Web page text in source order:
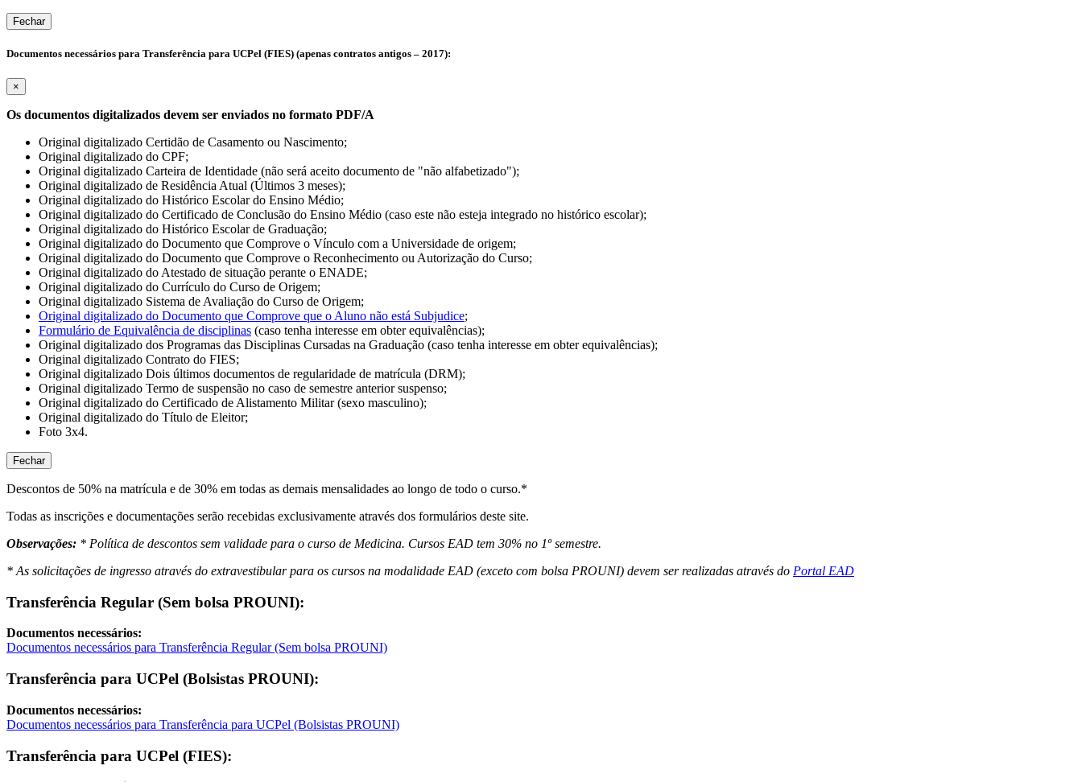
Fechar
Documentos necessários para Transferência para UCPel (FIES) (apenas contratos antigos – 2017):
×
Os documentos digitalizados devem ser enviados no formato PDF/A
Original digitalizado Certidão de Casamento ou Nascimento;
Original digitalizado do CPF;
Original digitalizado Carteira de Identidade (não será aceito documento de "não alfabetizado");
Original digitalizado de Residência Atual (Últimos 3 meses);
Original digitalizado do Histórico Escolar do Ensino Médio;
Original digitalizado do Certificado de Conclusão do Ensino Médio (caso este não esteja integrado no histórico escolar);
Original digitalizado do Histórico Escolar de Graduação;
Original digitalizado do Documento que Comprove o Vínculo com a Universidade de origem;
Original digitalizado do Documento que Comprove o Reconhecimento ou Autorização do Curso;
Original digitalizado do Atestado de situação perante o ENADE;
Original digitalizado do Currículo do Curso de Origem;
Original digitalizado Sistema de Avaliação do Curso de Origem;
Original digitalizado do Documento que Comprove que o Aluno não está Subjudice;
Formulário de Equivalência de disciplinas (caso tenha interesse em obter equivalências);
Original digitalizado dos Programas das Disciplinas Cursadas na Graduação (caso tenha interesse em obter equivalências);
Original digitalizado Contrato do FIES;
Original digitalizado Dois últimos documentos de regularidade de matrícula (DRM);
Original digitalizado Termo de suspensão no caso de semestre anterior suspenso;
Original digitalizado do Certificado de Alistamento Militar (sexo masculino);
Original digitalizado do Título de Eleitor;
Foto 3x4.
Fechar
Descontos de 50% na matrícula e de 30% em todas as demais mensalidades ao longo de todo o curso.*
Todas as inscrições e documentações serão recebidas exclusivamente através dos formulários deste site.
Observações: * Política de descontos sem validade para o curso de Medicina. Cursos EAD tem 30% no 1º semestre.
* As solicitações de ingresso através do extravestibular para os cursos na modalidade EAD (exceto com bolsa PROUNI) devem ser realizadas através do Portal EAD
Transferência Regular (Sem bolsa PROUNI):
Documentos necessários:
Documentos necessários para Transferência Regular (Sem bolsa PROUNI)
Transferência para UCPel (Bolsistas PROUNI):
Documentos necessários:
Documentos necessários para Transferência para UCPel (Bolsistas PROUNI)
Transferência para UCPel (FIES):